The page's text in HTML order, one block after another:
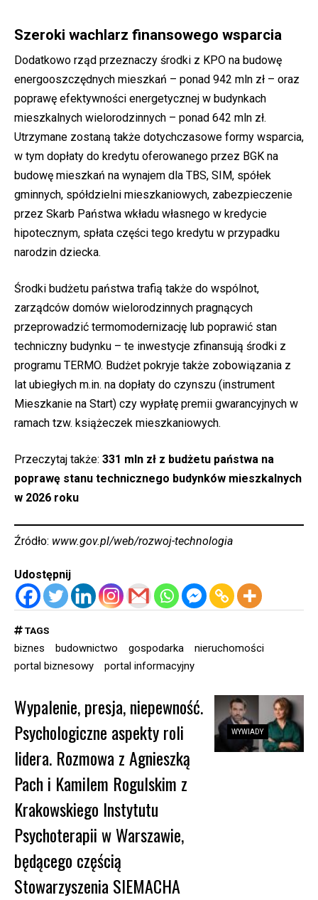
Szeroki wachlarz finansowego wsparcia
Dodatkowo rząd przeznaczy środki z KPO na budowę
energooszczędnych mieszkań – ponad 942 mln zł – oraz
poprawę efektywności energetycznej w budynkach
mieszkalnych wielorodzinnych – ponad 642 mln zł.
Utrzymane zostaną także dotychczasowe formy wsparcia,
w tym dopłaty do kredytu oferowanego przez BGK na
budowę mieszkań na wynajem dla TBS, SIM, spółek
gminnych, spółdzielni mieszkaniowych, zabezpieczenie
przez Skarb Państwa wkładu własnego w kredycie
hipotecznym, spłata części tego kredytu w przypadku
narodzin dziecka.
Środki budżetu państwa trafią także do wspólnot,
zarządców domów wielorodzinnych pragnących
przeprowadzić termomodernizację lub poprawić stan
techniczny budynku – te inwestycje zfinansują środki z
programu TERMO. Budżet pokryje także zobowiązania z
lat ubiegłych m.in. na dopłaty do czynszu (instrument
Mieszkanie na Start) czy wypłatę premii gwarancyjnych w
ramach tzw. książeczek mieszkaniowych.
Przeczytaj także: 331 mln zł z budżetu państwa na
poprawę stanu technicznego budynków mieszkalnych
w 2026 roku
Źródło: www.gov.pl/web/rozwoj-technologia
Udostępnij
TAGS
biznes budownictwo gospodarka
nieruchomości
portal biznesowy
portal informacyjny
WYWIADY
Wypalenie, presja, niepewność.
Psychologiczne aspekty roli
lidera. Rozmowa z Agnieszką
Pach i Kamilem Rogulskim z
Krakowskiego Instytutu
Psychoterapii w Warszawie,
będącego częścią
Stowarzyszenia SIEMACHA